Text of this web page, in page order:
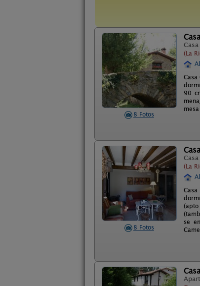
8 Fotos
(La
90
8 Fotos
(La
se